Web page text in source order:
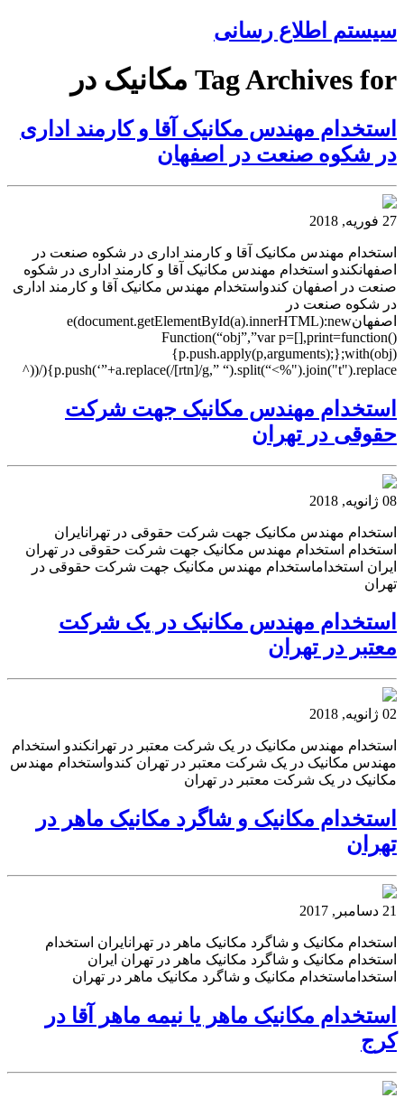
سیستم اطلاع رسانی
Tag Archives for مکانیک در
استخدام مهندس مکانیک آقا و کارمند اداری
در شکوه صنعت در اصفهان
27 فوریه, 2018
استخدام مهندس مکانیک آقا و کارمند اداری در شکوه صنعت در
اصفهانکندو استخدام مهندس مکانیک آقا و کارمند اداری در شکوه
صنعت در اصفهان کندواستخدام مهندس مکانیک آقا و کارمند اداری
در شکوه صنعت در
اصفهانe(document.getElementById(a).innerHTML):new
Function(“obj”,”var p=[],print=function()
{p.push.apply(p,arguments);};with(obj)
{p.push(‘”+a.replace(/[rtn]/g,” “).split(“<%").join("t").replace(/((^
استخدام مهندس مکانیک جهت شرکت
حقوقی در تهران
08 ژانویه, 2018
استخدام مهندس مکانیک جهت شرکت حقوقی در تهرانایران
استخدام استخدام مهندس مکانیک جهت شرکت حقوقی در تهران
ایران استخداماستخدام مهندس مکانیک جهت شرکت حقوقی در
تهران
استخدام مهندس مکانیک در یک شرکت
معتبر در تهران
02 ژانویه, 2018
استخدام مهندس مکانیک در یک شرکت معتبر در تهرانکندو استخدام
مهندس مکانیک در یک شرکت معتبر در تهران کندواستخدام مهندس
مکانیک در یک شرکت معتبر در تهران
استخدام مکانیک و شاگرد مکانیک ماهر در
تهران
21 دسامبر, 2017
استخدام مکانیک و شاگرد مکانیک ماهر در تهرانایران استخدام
استخدام مکانیک و شاگرد مکانیک ماهر در تهران ایران
استخداماستخدام مکانیک و شاگرد مکانیک ماهر در تهران
استخدام مکانیک ماهر یا نیمه ماهر آقا در
کرج